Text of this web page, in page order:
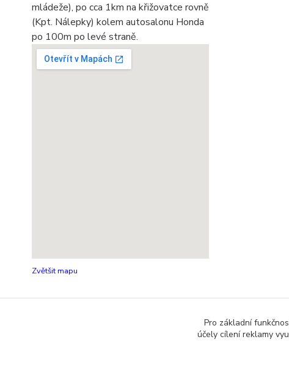
mládeže), po cca 1km na křižovatce rovně
(Kpt. Nálepky) kolem autosalonu Honda
po 100m po levé straně.
Zvětšit mapu
Pro základní
účely cílení reklamy